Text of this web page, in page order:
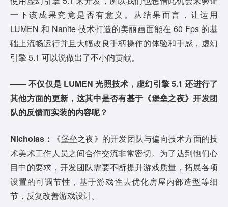
一下该成果究竟是否有意义。从结果而言，让运用
LUMEN 和 Nanite 技术打造的美丽画面能在 60 Fps 的基
础上流畅运行并且大幅改良手柄操作的体验和手感，虚幻
引擎 5.1 可以说做出了不小的贡献。
—— 不仅仅是 LUMEN 光照技术，虚幻引擎 5.1 还进行了
其他方面的更新，这其中是否有基于《堡垒之夜》开发团
队的反馈而实装的内容呢？
Nicholas：
《堡垒之夜》的开发团队与偏向技术方面的技
术美术工作人员之间合作交流非常密切。为了达到他们心
目中的要求，开发团队需要不断提升游戏质量，拓展各项
设置的可调节性，基于游戏性去优化房屋内部造型等细
节，反复改善游戏设计。